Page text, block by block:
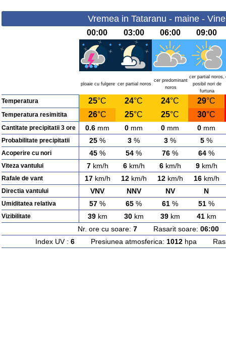
Vremea in Tataranu - maine -
00:00 03:00 06:00 09:00
ploaie cu fulgere cer partial noros
cer predominant
noros
cer partial noros,
posibil nori de
furtuna
Temperatura 25°C 24°C 24°C 29°C
Temperatura resimitita 26°C 25°C 25°C 30°C
Cantitate precipitatii 3 ore 0.6 mm 0 mm 0 mm 0 mm
Probabilitate precipitatii 25 % 3 % 3 % 5 %
Acoperire cu nori 45 % 54 % 76 % 64 %
Viteza vantului 7km/h 6km/h 6km/h 9km/h
Rafale de vant 17km/h 12km/h 12km/h 16km/h
Directia vantului VNV NNV NV N
Umiditatea relativa 57 % 65 % 61 % 51 %
Vizibilitate 39km 30km 39km 41km
Nr. ore cu soare: 7Rasarit soare: 06:00
Index UV : 6 Presiunea atmosferica: 1012 hpa